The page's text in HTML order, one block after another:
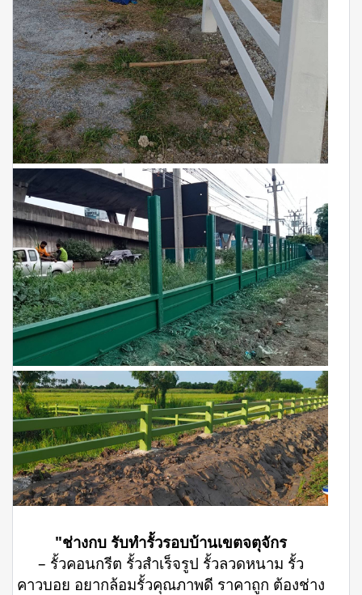
"ช่างกบ รับทำรั้วรอบบ้านเขตจตุจักร
– รั้วคอนกรีต รั้วสำเร็จรูป รั้วลวดหนาม รั้ว
คาวบอย อยากล้อมรั้วคุณภาพดี ราคาถูก ต้องช่าง